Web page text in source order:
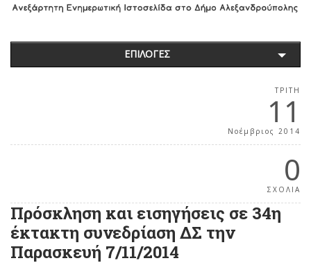
ΕΠΙΛΟΓΕΣ
ΤΡΊΤΗ
11
Νοέμβριος 2014
0
ΣΧΟΛΙΑ
Πρόσκληση και εισηγήσεις σε 34η
έκτακτη συνεδρίαση ΔΣ την
Παρασκευή 7/11/2014